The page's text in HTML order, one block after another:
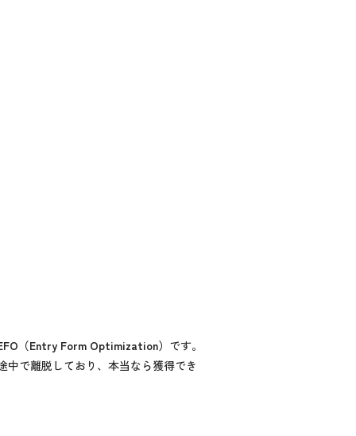
（Entry Form Optimization） です。
中で離脱しており、本当なら獲得でき